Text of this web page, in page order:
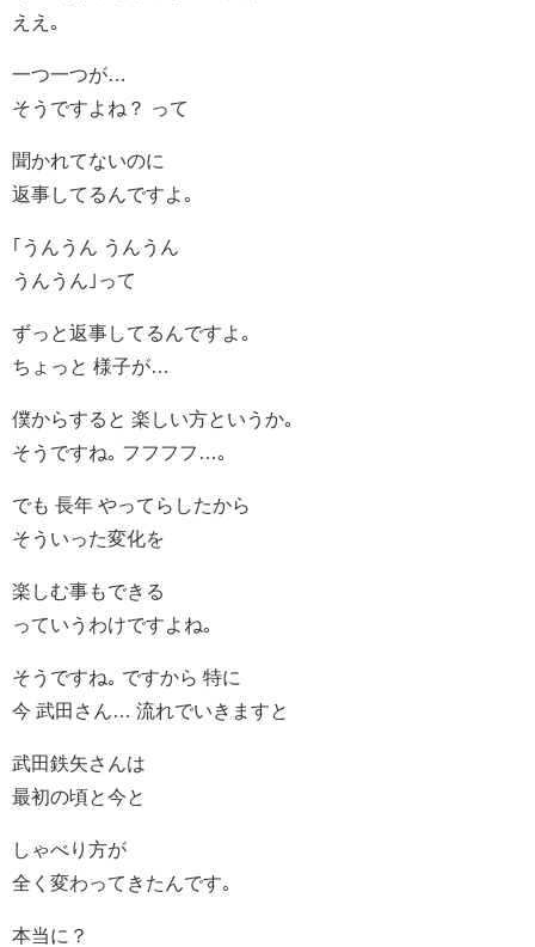
ええ｡
一つ一つが…
そうですよね？ って
聞かれてないのに
返事してるんですよ｡
｢うんうん うんうん
うんうん｣って
ずっと返事してるんですよ｡
ちょっと 様子が…
僕からすると 楽しい方というか｡
そうですね｡ フフフフ…｡
でも 長年 やってらしたから
そういった変化を
楽しむ事もできる
っていうわけですよね｡
そうですね｡ ですから 特に
今 武田さん… 流れでいきますと
武田鉄矢さんは
最初の頃と今と
しゃべり方が
全く変わってきたんです｡
本当に？